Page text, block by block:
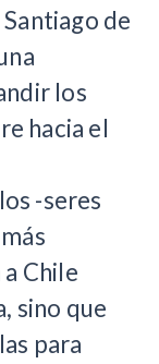
de
los
hacia el
-seres
Chile
sino que
para